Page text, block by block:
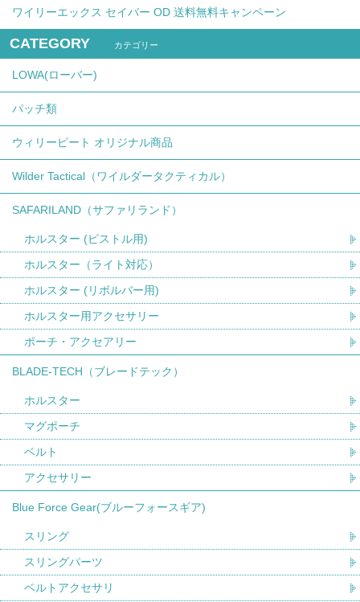
ワイリーエックス セイバー OD 送料無料キャンペーン
CATEGORY カテゴリー
LOWA(ローバー)
パッチ類
ウィリーピート オリジナル商品
Wilder Tactical（ワイルダータクティカル）
SAFARILAND（サファリランド）
ホルスター (ピストル用)
ホルスター（ライト対応）
ホルスター (リボルバー用)
ホルスター用アクセサリー
ポーチ・アクセアリー
BLADE-TECH（ブレードテック）
ホルスター
マグポーチ
ベルト
アクセサリー
Blue Force Gear(ブルーフォースギア)
スリング
スリングパーツ
ベルトアクセサリ